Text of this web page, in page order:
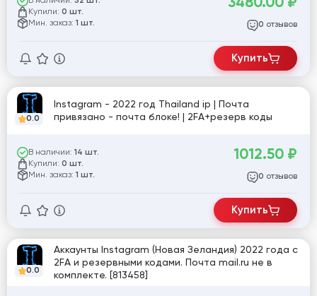
Купили: 0 шт.
Мин. заказ: 1 шт. 0 отзывов
Купить
0.0
Instagram - 2022 год Thailand ip | Почта
привязано - почта блоке! | 2FA+резерв коды
В наличии: 14 шт.
Купили: 0 шт.
Мин. заказ: 1 шт.
1012.50 ₽
0 отзывов
Купить
0.0
Аккаунты Instagram (Новая Зеландия) 2022 года с
2FA и резервными кодами. Почта mail.ru не в
комплекте. [813458]